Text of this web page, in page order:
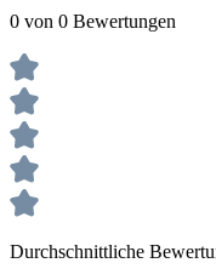
0 von 0 Bewertungen
Durchschnittliche